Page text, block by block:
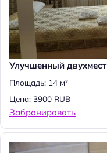
Улучшенный
Площадь: 14 м²
Цена: 3900 RUB
Забронировать